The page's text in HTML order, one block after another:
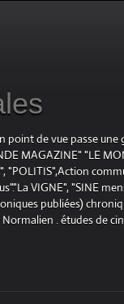
point de vue passe
MAGAZINE" "LE
"POLITIS",Action
VIGNE", "SINE
publiées)
. études de